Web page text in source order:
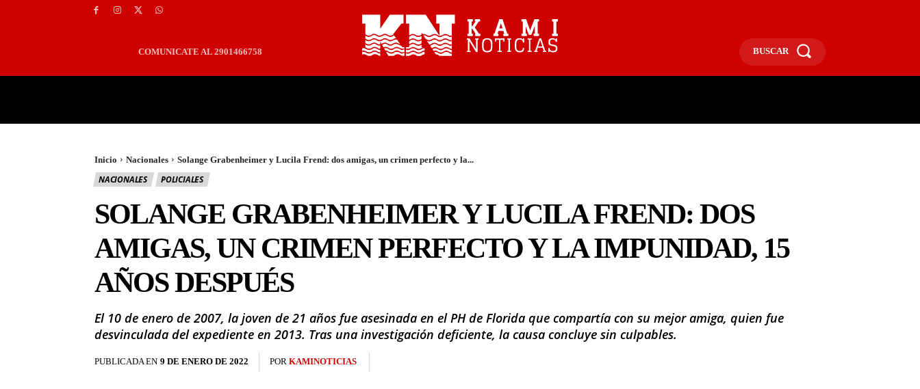
COMUNICATE AL 2901466758 BUSCAR
Inicio Nacionales Solange Grabenheimer y Lucila Frend: dos amigas, un crimen perfecto y la...
NACIONALES POLICIALES
SOLANGE GRABENHEIMER Y LUCILA FREND: DOS
AMIGAS, UN CRIMEN PERFECTO Y LA IMPUNIDAD, 15
AÑOS DESPUÉS
El 10 de enero de 2007, la joven de 21 años fue asesinada en el PH de Florida que compartía con su mejor amiga, quien fue
desvinculada del expediente en 2013. Tras una investigación deficiente, la causa concluye sin culpables.
PUBLICADA EN 9 DE ENERO DE 2022 POR KAMINOTICIAS